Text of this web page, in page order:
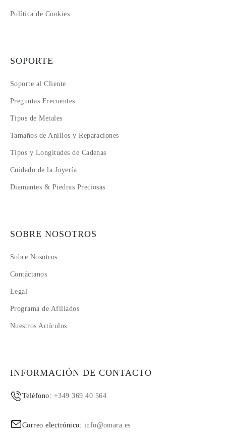
Política de Cookies
SOPORTE
Soporte al Cliente
Preguntas Frecuentes
Tipos de Metales
Tamaños de Anillos y Reparaciones
Tipos y Longitudes de Cadenas
Cuidado de la Joyería
Diamantes & Piedras Preciosas
SOBRE NOSOTROS
Sobre Nosotros
Contáctanos
Legal
Programa de Afiliados
Nuestros Artículos
INFORMACIÓN DE CONTACTO
Teléfono: +349 369 40 564
Correo electrónico: info@omara.es